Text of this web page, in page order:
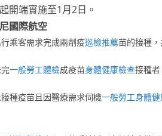
開端實施至1月2日。
國際航空
乘客需求完成兩劑疫巡檢推薦苗的接種，
一般勞工體檢成疫苗身體健康檢查接種
種疫苗且因醫療需求伺機一般勞工身體